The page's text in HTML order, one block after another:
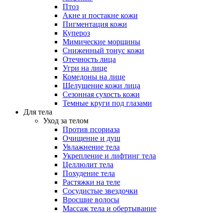
Птоз
Акне и постакне кожи
Пигментация кожи
Купероз
Мимические морщины
Сниженный тонус кожи
Отечность лица
Угри на лице
Комедоны на лице
Шелушение кожи лица
Сезонная сухость кожи
Темные круги под глазами
Для тела
Уход за телом
Против псориаза
Очищение и душ
Увлажнение тела
Укрепление и лифтинг тела
Целлюлит тела
Похудение тела
Растяжки на теле
Сосудистые звездочки
Вросшие волосы
Массаж тела и обертывание